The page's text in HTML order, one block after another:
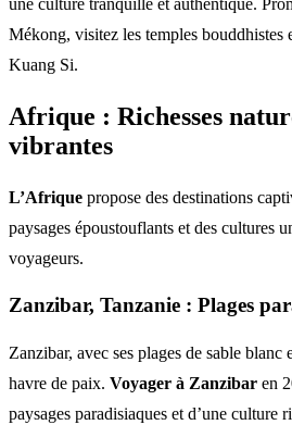
Mékong, visitez les temples bouddhistes
Kuang Si.
Afrique : Richesses
vibrantes
L’Afrique propose des destinations
paysages époustouflants et des cultures
voyageurs.
Zanzibar, Tanzanie : Plages
Zanzibar, avec ses plages de sable blanc
havre de paix. Voyager à Zanzibar en
paysages paradisiaques et d’une culture